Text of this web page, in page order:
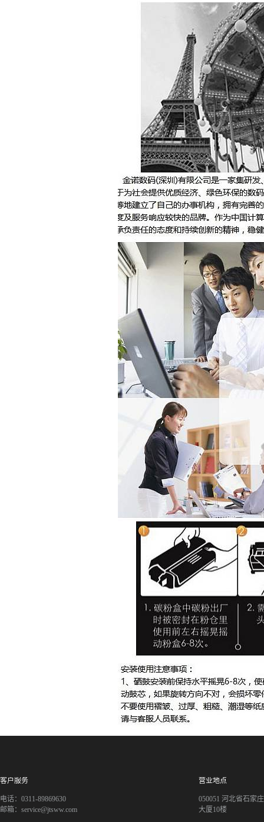
客户服务
电话：0311-89869630
邮箱：service@jtsww.com
营业地点
050051 河北省石家
大厦10楼